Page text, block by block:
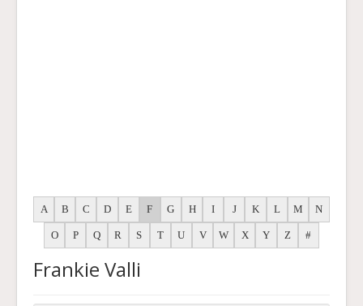
A B C D E F G H I J K L M N
O P Q R S T U V W X Y Z #
Frankie Valli